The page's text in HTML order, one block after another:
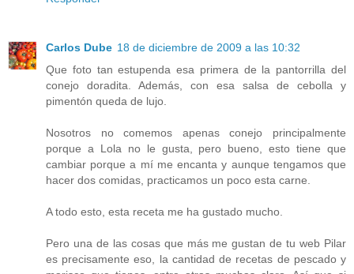
Carlos Dube 18 de diciembre de 2009 a las 10:32
Que foto tan estupenda esa primera de la pantorrilla del
conejo doradita. Además, con esa salsa de cebolla y
pimentón queda de lujo.
Nosotros no comemos apenas conejo principalmente
porque a Lola no le gusta, pero bueno, esto tiene que
cambiar porque a mí me encanta y aunque tengamos que
hacer dos comidas, practicamos un poco esta carne.
A todo esto, esta receta me ha gustado mucho.
Pero una de las cosas que más me gustan de tu web Pilar
es precisamente eso, la cantidad de recetas de pescado y